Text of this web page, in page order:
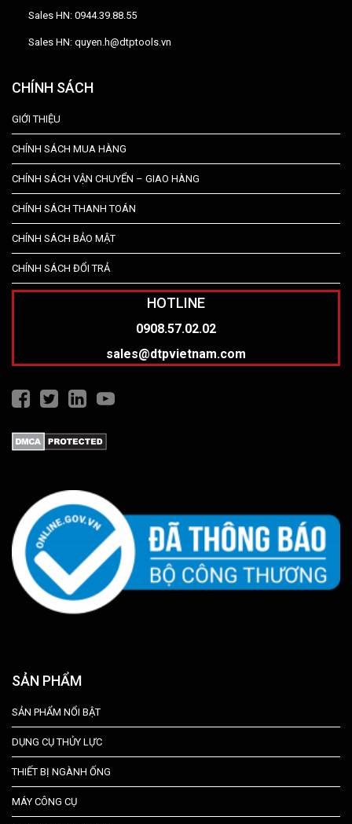
Sales HN: 0944.39.88.55
Sales HN: quyen.h@dtptools.vn
CHÍNH SÁCH
GIỚI THIỆU
CHÍNH SÁCH MUA HÀNG
CHÍNH SÁCH VẬN CHUYỂN – GIAO HÀNG
CHÍNH SÁCH THANH TOÁN
CHÍNH SÁCH BẢO MẬT
CHÍNH SÁCH ĐỔI TRẢ
HOTLINE
0908.57.02.02
sales@dtpvietnam.com
SẢN PHẨM
SẢN PHẨM NỔI BẬT
DỤNG CỤ THỦY LỰC
THIẾT BỊ NGÀNH ỐNG
MÁY CÔNG CỤ